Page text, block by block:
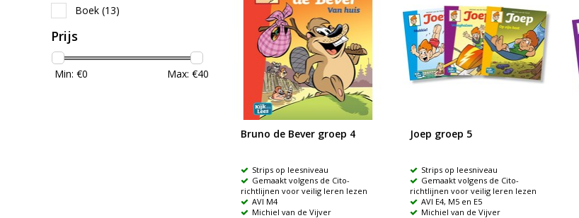
Boek (13)
Prijs
Min: €0 Max: €40
Bruno de Bever groep 4
Strips op leesniveau
Gemaakt volgens de Cito-
richtlijnen voor veilig leren lezen
AVI M4
Michiel van de Vijver
Joep groep 5
Strips op leesniveau
Gemaakt volgens de Cito-
richtlijnen voor veilig leren lezen
AVI E4, M5 en E5
Michiel van de Vijver